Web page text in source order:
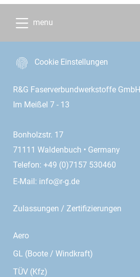
menu
Cookie Einstellungen
R&G Faserverbundwerkstoffe GmbH
Im Meißel 7 - 13
Bonholzstr. 17
71111 Waldenbuch • Germany
Telefon: +49 (0)7157 530460
E-Mail: info@r-g.de
Zulassungen / Zertifizierungen
Aero
GL (Boote / Windkraft)
TÜV (Kfz)